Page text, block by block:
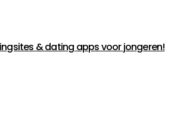
& dating apps voor jongeren!